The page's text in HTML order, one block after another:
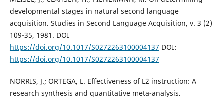
developmental stages in natural second language
acquisition. Studies in Second Language Acquisition, v. 3 (2)
109-35, 1981. DOI
https://doi.org/10.1017/S0272263100004137 DOI:
https://doi.org/10.1017/S0272263100004137
NORRIS, J.; ORTEGA, L. Effectiveness of L2 instruction: A
research synthesis and quantitative meta-analysis.